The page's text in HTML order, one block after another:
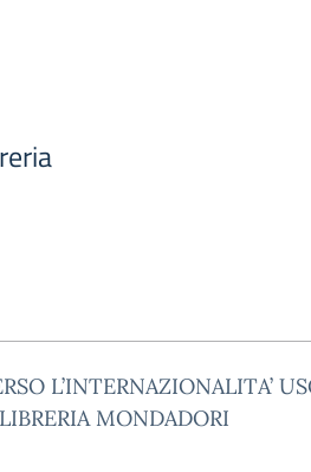
L’INTERNAZIONALITA’
MONDADORI